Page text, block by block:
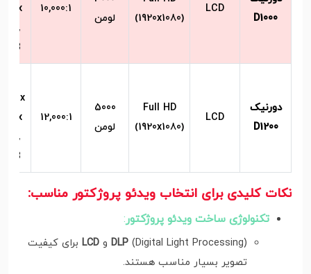
D1000
LCD
(1920x1080)
لومن
10,000:1
1x
دورنیک
D1200
LCD
Full HD
(1920x1080)
5000
لومن
12,000:1
1x
1x
نکات کلیدی برای انتخاب ویدئو پروژکتور مناسب:
تکنولوژی ساخت ویدئو پروژکتور:
DLP (Digital Light Processing) و LCD برای کیفیت
تصویر بسیار مناسب هستند.